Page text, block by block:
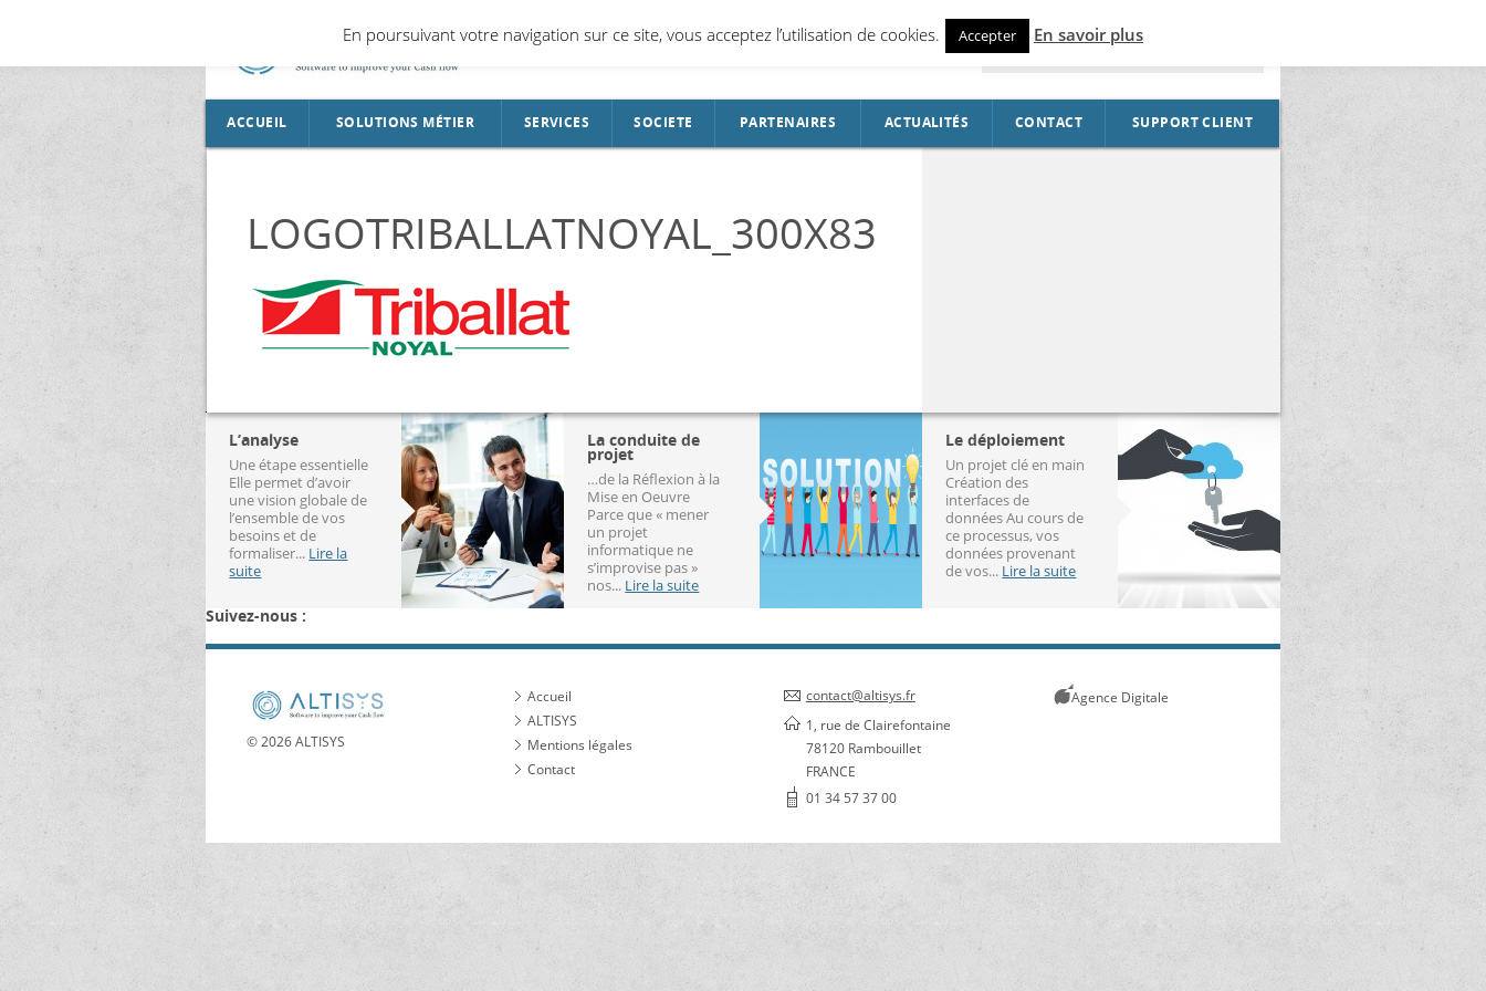
ACCUEIL SOLUTIONS MÉTIER
Module Contentieux
Pilotage du poste client
Reporting – Le Pilotage de la performance
Connecteurs
SERVICES
Déploiement
Conduite du changement
SOCIETE PARTENAIRES ACTUALITÉS CONTACT SUPPORT CLIENT
LOGOTRIBALLATNOYAL_300X83
L’analyse
Une étape essentielle
Elle permet d’avoir
une vision globale de
l’ensemble de vos
besoins et de
formaliser... Lire la
suite
La conduite de
projet
…de la Réflexion à la
Mise en Oeuvre
Parce que « mener
un projet
informatique ne
s’improvise pas »
nos... Lire la suite
Le déploiement
Un projet clé en main
Création des
interfaces de
données Au cours de
ce processus, vos
données provenant
de vos... Lire la suite
Suivez-nous :
© 2026 ALTISYS
Accueil
ALTISYS
Mentions légales
Contact
contact@altisys.fr
1, rue de Clairefontaine
78120 Rambouillet
FRANCE
01 34 57 37 00
Agence Digitale
En poursuivant votre navigation sur ce site, vous acceptez l’utilisation de cookies. Accepter En savoir plus